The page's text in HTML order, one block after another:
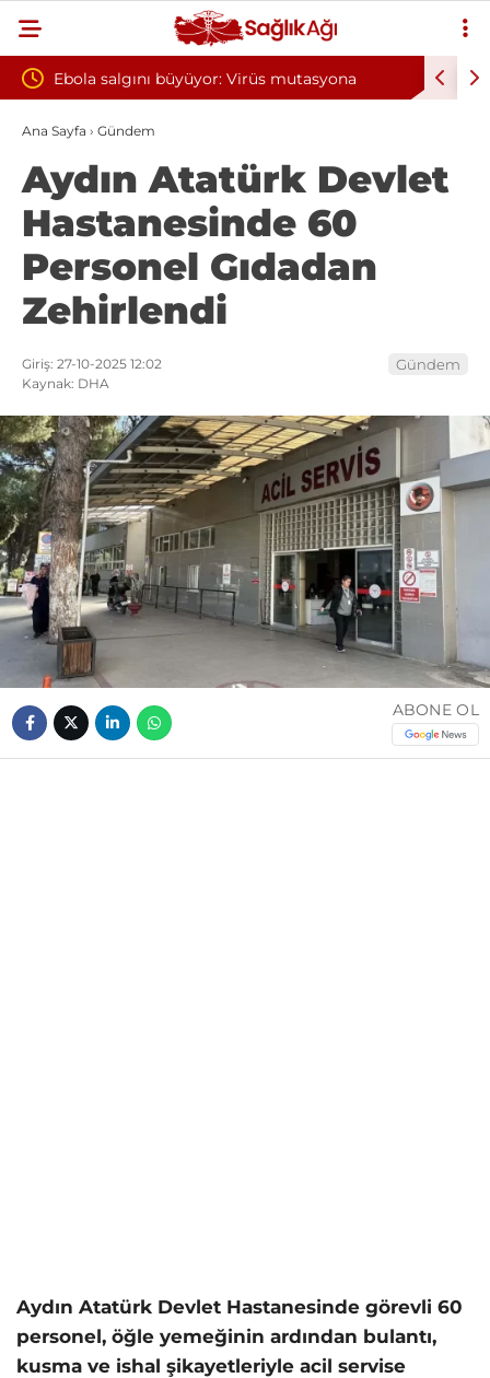
Virüs mutasyona Yılın ilk 6 ayında 10 bini aşkın hasta
Ana Sayfa › Gündem
Aydın Atatürk Devlet
Hastanesinde 60
Personel Gıdadan
Zehirlendi
Giriş: 27-10-2025 12:02
Kaynak: DHA
Gündem
ABONE OL
Aydın Atatürk Devlet Hastanesinde görevli 60
personel, öğle yemeğinin ardından bulantı,
kusma ve ishal şikayetleriyle acil servise